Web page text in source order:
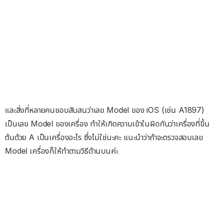
และสิ่งที่หลายคนชอบสับสนว่าเลข Model ของ iOS (เช่น A1897)
เป็นเลข Model ของเครื่อง ทำให้เกิดความเข้าในผิดกันว่าเครื่องที่ขึ้น
ต้นด้วย A เป็นเครื่องอะไร ซึ่งไม่ใช่นะคะ แนะนำว่าถ้าจะตรวจสอบเลข
Model เครื่องก็ให้ทำตามวิธีด้านบนค่ะ